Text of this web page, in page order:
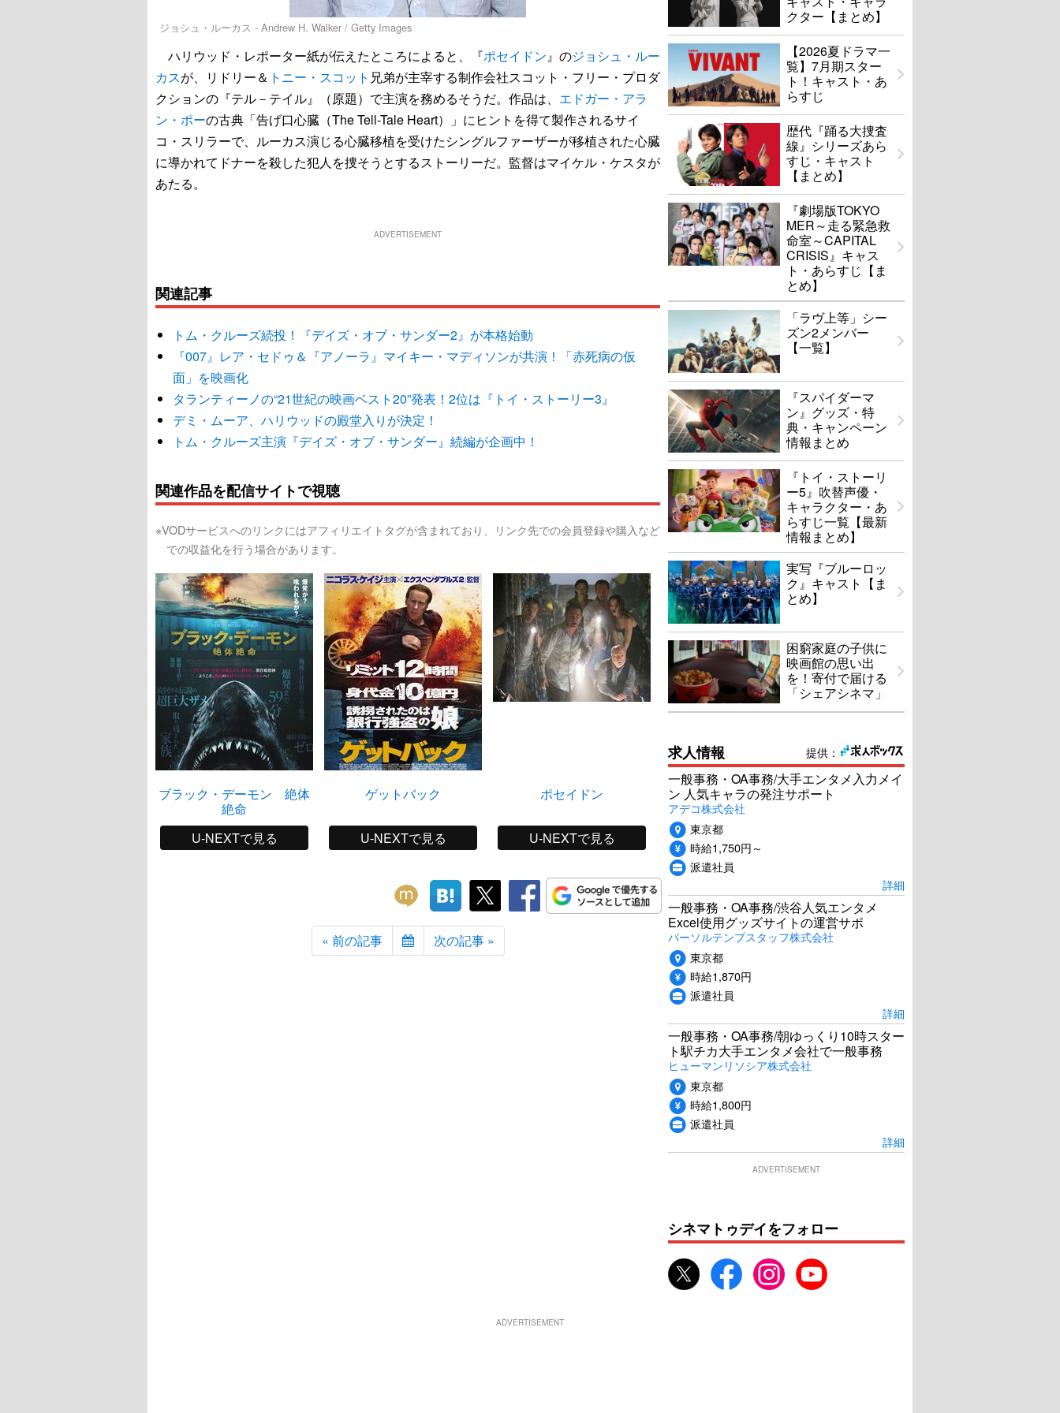
ジョシュ・ルーカス - Andrew H. Walker / Getty Images
ハリウッド・レポーター紙が伝えたところによると、『ポセイドン』のジョシュ・ルー
カスが、リドリー＆ トニー・スコット 兄弟が主宰する制作会社スコット・フリー・プロダ
クションの『テル－テイル』（原題）で主演を務めるそうだ。作品は、 エドガー・アラ
ン・ポーの古典「告げ口心臓（The Tell-Tale Heart）」にヒントを得て製作されるサイ
コ・スリラーで、ルーカス演じる心臓移植を受けたシングルファーザーが移植された心臓
に導かれてドナーを殺した犯人を捜そうとするストーリーだ。監督はマイケル・ケスタが
あたる。
ADVERTISEMENT
関連記事
トム・クルーズ続投！『デイズ・オブ・サンダー2』が本格始動
『007』レア・セドゥ＆『アノーラ』マイキー・マディソンが共演！「赤死病の仮
面」を映画化
タランティーノの“21世紀の映画ベスト20”発表！2位は『トイ・ストーリー3』
デミ・ムーア、ハリウッドの殿堂入りが決定！
トム・クルーズ主演『デイズ・オブ・サンダー』続編が企画中！
関連作品を配信サイトで視聴
※VODサービスへのリンクにはアフィリエイトタグが含まれており、リンク先での会員登録や購入など
での収益化を行う場合があります。
ブラック・デーモン 絶体
絶命
U-NEXTで見る
ゲットバック
U-NEXTで見る
ポセイドン
U-NEXTで見る
サブウェイ123 激突
U-NEXTで見る
« 前の記事 次の記事 »
クター【まとめ】
【2026夏ドラマ一
覧】7月期スター
ト！キャスト・あ
らすじ
歴代『踊る大捜査
線』シリーズあら
すじ・キャスト
【まとめ】
『劇場版TOKYO
MER～走る緊急救
命室～CAPITAL
CRISIS』キャス
ト・あらすじ【ま
とめ】
「ラヴ上等」シー
ズン2メンバー
【一覧】
『スパイダーマ
ン』グッズ・特
典・キャンペーン
情報まとめ
『トイ・ストーリ
ー5』吹替声優・
キャラクター・あ
らすじ一覧【最新
情報まとめ】
実写『ブルーロッ
ク』キャスト【ま
とめ】
困窮家庭の子供に
映画館の思い出
を！寄付で届ける
「シェアシネマ」
提供：
求人情報
一般事務・OA事務/大手エンタメ入力メイ
ン 人気キャラの発注サポート
アデコ株式会社
東京都
時給1,750円～
派遣社員
詳細
一般事務・OA事務/渋谷人気エンタメ
Excel使用グッズサイトの運営サポ
パーソルテンプスタッフ株式会社
東京都
時給1,870円
派遣社員
詳細
一般事務・OA事務/朝ゆっくり10時スター
ト駅チカ大手エンタメ会社で一般事務
ヒューマンリソシア株式会社
東京都
時給1,800円
派遣社員
詳細
ADVERTISEMENT
シネマトゥデイをフォロー
ADVERTISEMENT